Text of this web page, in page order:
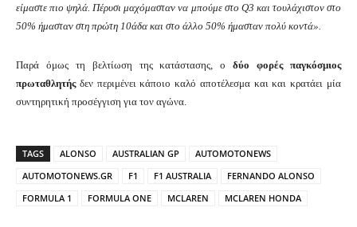
είμαστε πιο ψηλά. Πέρυσι μαχόμασταν να μπούμε στο Q3 και τουλάχιστον στο
50% ήμασταν στη πρώτη 10άδα και στο άλλο 50% ήμασταν πολύ κοντά».
Παρά όμως τη βελτίωση της κατάστασης, οδύο φορές παγκόσμιος
πρωταθλητήςδεν περιμένει κάποιο καλό αποτέλεσμα και και κρατάει μία
συντηρητική προσέγγιση για τον αγώνα.
TAGS ALONSO AUSTRALIAN GP
AUTOMOTONEWS
AUTOMOTONEWS.GR
F1 F1 AUSTRALIA
FERNANDO ALONSO
FORMULA 1
FORMULA ONE MCLAREN MCLAREN HONDA